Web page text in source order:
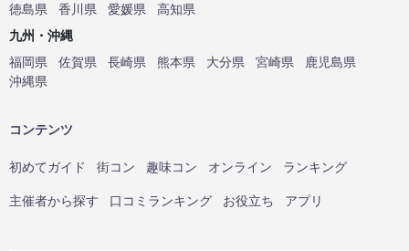
徳島県
香川県 愛媛県
高知県
九州・沖縄
福岡県
佐賀県 長崎県 熊本県 大分県 宮崎県
鹿児島県
沖縄県
コンテンツ
初めてガイド 街コン 趣味コン オンライン ランキング
主催者から探す 口コミランキング お役立ち アプリ